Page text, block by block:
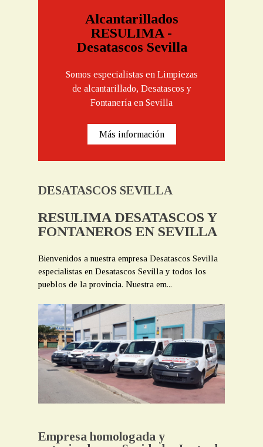
Alcantarillados
RESULIMA -
Desatascos Sevilla
Somos especialistas en Limpiezas
de alcantarillado, Desatascos y
Fontanería en Sevilla
Más información
DESATASCOS SEVILLA
RESULIMA DESATASCOS Y
FONTANEROS EN SEVILLA
Bienvenidos a nuestra empresa Desatascos Sevilla
especialistas en Desatascos Sevilla y todos los
pueblos de la provincia. Nuestra em...
Empresa homologada y